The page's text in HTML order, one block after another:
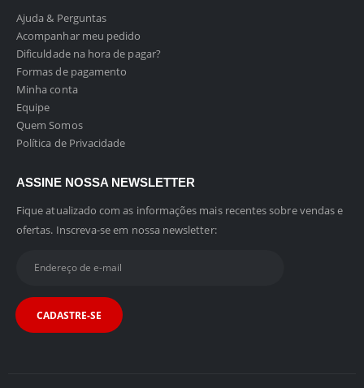
Ajuda & Perguntas
Acompanhar meu pedido
Dificuldade na hora de pagar?
Formas de pagamento
Minha conta
Equipe
Quem Somos
Política de Privacidade
ASSINE NOSSA NEWSLETTER
Fique atualizado com as informações mais recentes sobre vendas e
ofertas. Inscreva-se em nossa newsletter: